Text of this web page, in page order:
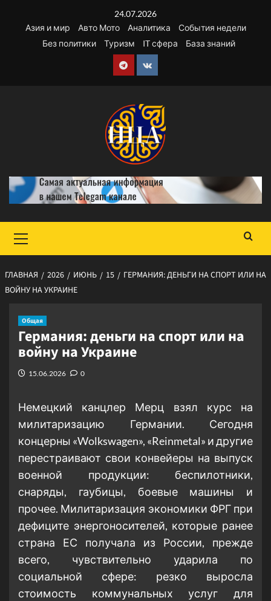
содержимому
24.07.2026
Азия и мир
Авто Мото Аналитика
События недели
Без политики
Туризм IT сфера База знаний
Telegram
VK
меню
ГЛАВНАЯ 2026 ИЮНЬ 15
ГЕРМАНИЯ: ДЕНЬГИ НА СПОРТ ИЛИ НА
ВОЙНУ НА УКРАИНЕ
Общая
Германия: деньги на спорт или на
войну на Украине
15.06.2026 0
Немецкий канцлер Мерц взял курс на
милитаризацию Германии. Сегодня
концерны «Wolkswagen», «Reinmetal» и другие
перестраивают свои конвейеры на выпуск
военной продукции: беспилотники,
снаряды, гаубицы, боевые машины и
прочее. Милитаризация экономики ФРГ при
дефиците энергоносителей, которые ранее
страна ЕС получала из России, прежде
всего, чувствительно ударила по
социальной сфере: резко выросла
стоимость коммунальных услуг для